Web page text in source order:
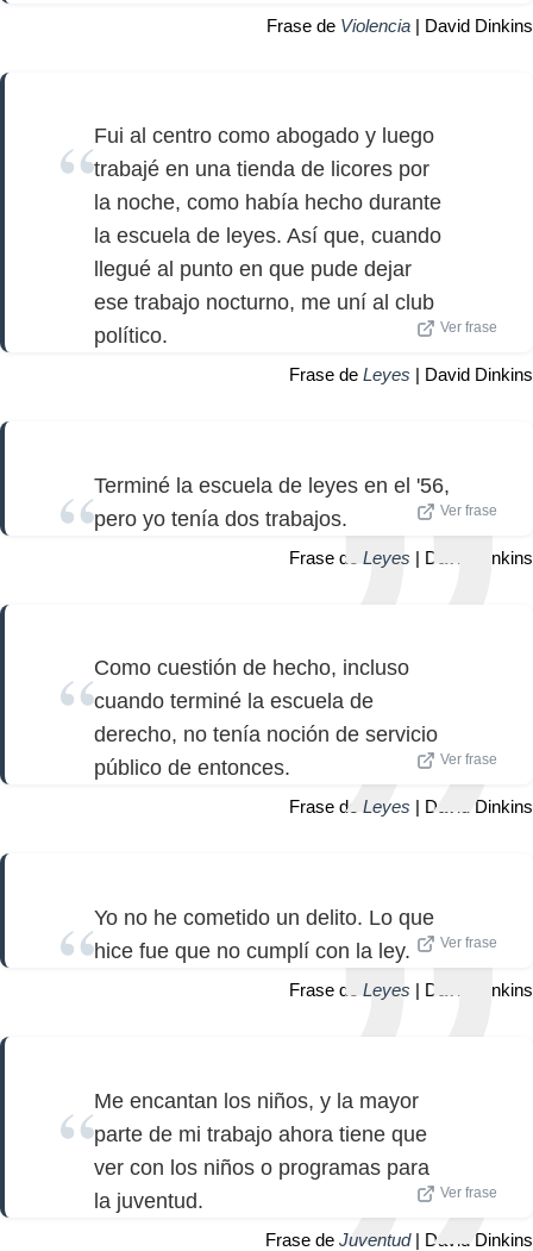
Frase de Violencia | David Dinkins
Fui al centro como abogado y luego
trabajé en una tienda de licores por
la noche, como había hecho durante
la escuela de leyes. Así que, cuando
llegué al punto en que pude dejar
ese trabajo nocturno, me uní al club
político.
Ver frase
Frase de Leyes | David Dinkins
Terminé la escuela de leyes en el '56,
pero yo tenía dos trabajos.
Ver frase
Frase de Leyes | David Dinkins
Como cuestión de hecho, incluso
cuando terminé la escuela de
derecho, no tenía noción de servicio
público de entonces.
Ver frase
Frase de Leyes | David Dinkins
Yo no he cometido un delito. Lo que
hice fue que no cumplí con la ley.
Ver frase
Frase de Leyes | David Dinkins
Me encantan los niños, y la mayor
parte de mi trabajo ahora tiene que
ver con los niños o programas para
la juventud.
Ver frase
Frase de Juventud| David Dinkins